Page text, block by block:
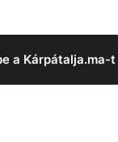
a Kárpátalja.ma-